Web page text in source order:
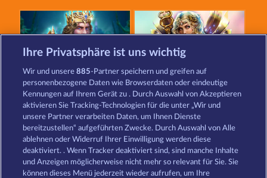
Poseidon's Rising Demi Gods V
Gates Of Ishtar
Ihre Privatsphäre ist uns wichtig
Wir und unsere885-Partner speichern und greifen auf
personenbezogene Daten wie Browserdaten oder eindeutige
Kennungen auf Ihrem Gerät zu . Durch Auswahl von Akzeptieren
aktivieren Sie Tracking-Technologien für die unter „Wir und
unsere Partner verarbeiten Daten, um Ihnen Dienste
bereitzustellen“ aufgeführten Zwecke. Durch Auswahl von Alle
ablehnen oder Widerruf Ihrer Einwilligung werden diese
deaktiviert. . Wenn Tracker deaktiviert sind, sind manche Inhalte
und Anzeigen möglicherweise nicht mehr so ​​relevant für Sie. Sie
können dieses Menü jederzeit wieder aufrufen, um Ihre